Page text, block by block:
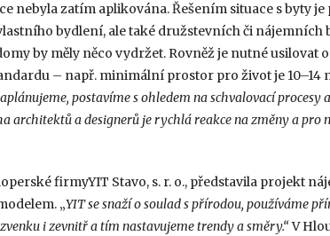
nebyla zatím aplikována. Řešením situace s byty
bydlení, ale také družstevních či nájemních
by měly něco vydržet. Rovněž je nutné
– např. minimální prostor pro život je 10–14
postavíme s ohledem na schvalovací
architektů a designerů je rychlá reakce na změny a
firmyYIT Stavo, s. r. o., představila projekt
„YIT se snaží o soulad s přírodou, používáme
i zevnitř a tím nastavujeme trendy a směry.“V